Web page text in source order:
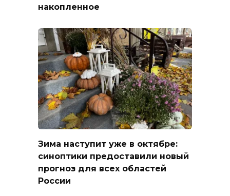
накопленное
Зима наступит уже в октябре:
синоптики предоставили новый
прогноз для всех областей
России